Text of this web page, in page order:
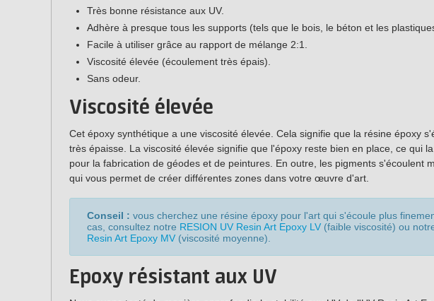
Très bonne résistance aux UV.
Adhère à presque tous les supports (tels que le bois, le béton et les
Facile à utiliser grâce au rapport de mélange 2:1.
Viscosité élevée (écoulement très épais).
Sans odeur.
Viscosité élevée
Cet époxy synthétique a une viscosité élevée. Cela signifie que la résine époxy
très épaisse. La viscosité élevée signifie que l'époxy reste bien en place, ce qui
pour la fabrication de géodes et de peintures. En outre, les pigments s'écoulent
qui vous permet de créer différentes zones dans votre œuvre d'art.
Conseil : vous cherchez une résine époxy pour l'art qui s'écoule plus
cas, consultez notre RESION UV Resin Art Epoxy LV (faible viscosité) ou
Resin Art Epoxy MV (viscosité moyenne).
Epoxy résistant aux UV